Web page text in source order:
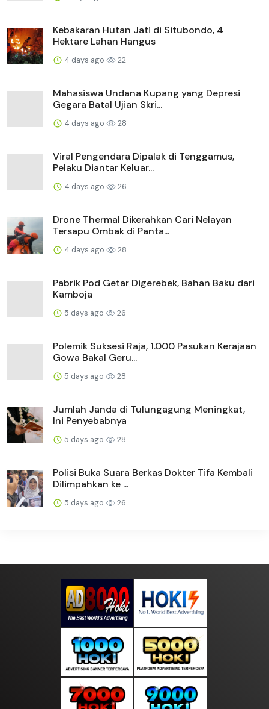
Kebakaran Hutan Jati di Situbondo, 4
Hektare Lahan Hangus
4 days ago 22
Mahasiswa Undana Kupang yang Depresi
Gegara Batal Ujian Skri...
4 days ago 28
Viral Pengendara Dipalak di Tenggamus,
Pelaku Diantar Keluar...
4 days ago 26
Drone Thermal Dikerahkan Cari Nelayan
Tersapu Ombak di Panta...
4 days ago 28
Pabrik Pod Getar Digerebek, Bahan Baku dari
Kamboja
5 days ago 26
Polemik Suksesi Raja, 1.000 Pasukan Kerajaan
Gowa Bakal Geru...
5 days ago 28
Jumlah Janda di Tulungagung Meningkat,
Ini Penyebabnya
5 days ago 28
Polisi Buka Suara Berkas Dokter Tifa Kembali
Dilimpahkan ke ...
5 days ago 26